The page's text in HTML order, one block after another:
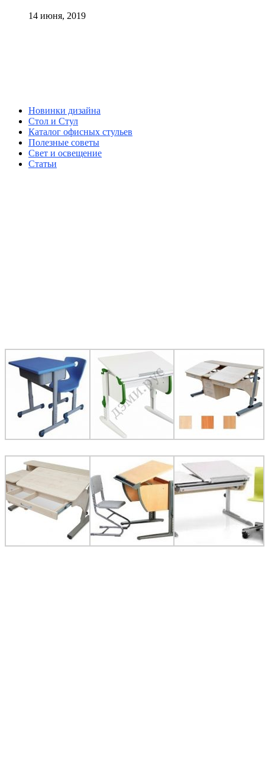
14 июня, 2019
Новинки дизайна
Стол и Стул
Каталог офисных стульев
Полезные советы
Свет и освещение
Статьи